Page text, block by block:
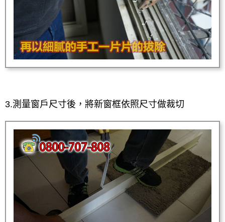
3.測量窗戶尺寸後，將新窗框依照尺寸做裁切